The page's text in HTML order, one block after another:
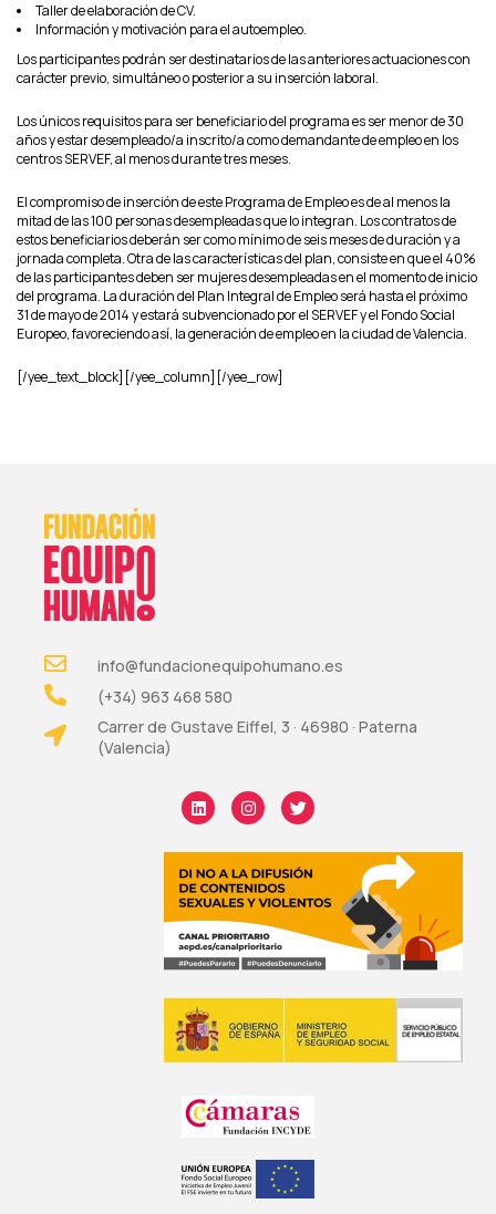
Taller de elaboración de CV.
Información y motivación para el autoempleo.
Los participantes podrán ser destinatarios de las anteriores actuaciones con
carácter previo, simultáneo o posterior a su inserción laboral.
Los únicos requisitos para ser beneficiario del programa es ser menor de 30
años y estar desempleado/a inscrito/a como demandante de empleo en los
centros SERVEF, al menos durante tres meses.
El compromiso de inserción de este Programa de Empleo es de al menos la
mitad de las 100 personas desempleadas que lo integran. Los contratos de
estos beneficiarios deberán ser como mínimo de seis meses de duración y a
jornada completa. Otra de las características del plan, consiste en que el 40%
de las participantes deben ser mujeres desempleadas en el momento de inicio
del programa. La duración del Plan Integral de Empleo será hasta el próximo
31 de mayo de 2014 y estará subvencionado por el SERVEF y el Fondo Social
Europeo, favoreciendo así, la generación de empleo en la ciudad de Valencia.
[/yee_text_block][/yee_column][/yee_row]
info@fundacionequipohumano.es
(+34) 963 468 580
Carrer de Gustave Eiffel, 3 · 46980 · Paterna
(Valencia)